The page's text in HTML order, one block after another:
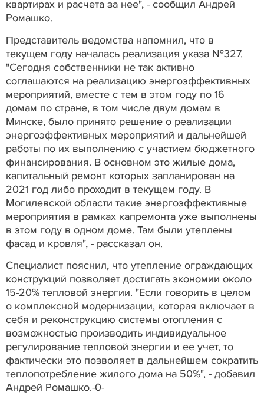
квартирах и расчета за нее", - сообщил Андрей
Ромашко.
Представитель ведомства напомнил, что в
текущем году началась реализация указа №327.
"Сегодня собственники не так активно
соглашаются на реализацию энергоэффективных
мероприятий, вместе с тем в этом году по 16
домам по стране, в том числе двум домам в
Минске, было принято решение о реализации
энергоэффективных мероприятий и дальнейшей
работы по их выполнению с участием бюджетного
финансирования. В основном это жилые дома,
капитальный ремонт которых запланирован на
2021 год либо проходит в текущем году. В
Могилевской области такие энергоэффективные
мероприятия в рамках капремонта уже выполнены
в этом году в одном доме. Там были утеплены
фасад и кровля", - рассказал он.
Специалист пояснил, что утепление ограждающих
конструкций позволяет достигать экономии около
15-20% тепловой энергии. "Если говорить в целом
о комплексной модернизации, которая включает в
себя и реконструкцию системы отопления с
возможностью производить индивидуальное
регулирование тепловой энергии и ее учет, то
фактически это позволяет в дальнейшем сократить
теплопотребление жилого дома на 50%", - добавил
Андрей Ромашко.-0-